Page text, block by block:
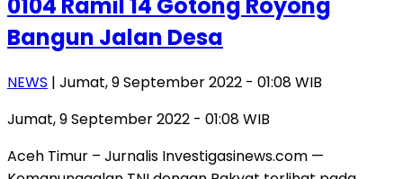
Bangun Jalan Desa
NEWS | Jumat, 9 September 2022 - 01:08 WIB
Jumat, 9 September 2022 - 01:08 WIB
Aceh Timur – Jurnalis Investigasinews.com —